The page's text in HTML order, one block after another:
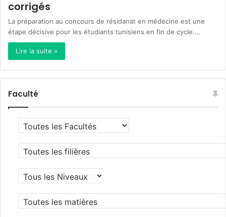
corrigés
La préparation au concours de résidanat en médecine est une
étape décisive pour les étudiants tunisiens en fin de cycle.…
Lire la suite »
Faculté